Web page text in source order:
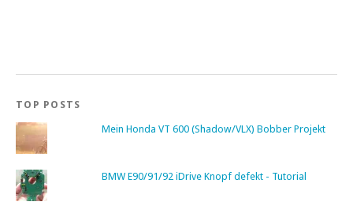
TOP POSTS
Mein Honda VT 600 (Shadow/VLX) Bobber Projekt
BMW E90/91/92 iDrive Knopf defekt - Tutorial